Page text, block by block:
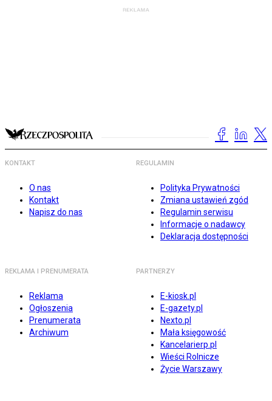
KONTAKT
O nas
Kontakt
Napisz do nas
REGULAMIN
Polityka Prywatności
Zmiana ustawień zgód
Regulamin serwisu
Informacje o nadawcy
Deklaracja dostępności
REKLAMA I PRENUMERATA
Reklama
Ogłoszenia
Prenumerata
Archiwum
PARTNERZY
E-kiosk.pl
E-gazety.pl
Nexto.pl
Mała księgowość
Kancelarierp.pl
Wieści Rolnicze
Życie Warszawy